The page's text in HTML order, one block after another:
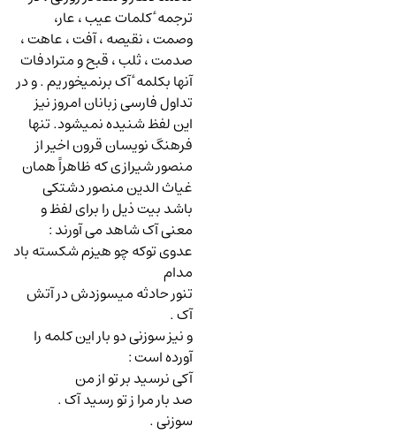
ترجمه ٔ کلمات عیب ، عار،
وصمت ، نقیصه ، آفت ، عاهت ،
صدمت ، ثلب ، قبح و مترادفات
آنها بکلمه ٔ آک برنمیخوریم . و در
تداول فارسی زبانان امروز نیز
این لفظ شنیده نمیشود. تنها
فرهنگ نویسان قرون اخیر از
منصور شیرازی که ظاهراً همان
غیاث الدین منصور دشتکی
باشد بیت ذیل را برای لفظ و
معنی آک شاهد می آورند:
عدوی توکه چو هیزم شکسته باد
مدام
تنور حادثه میسوزدش در آتش
آک .
و نیز سوزنی دو بار این کلمه را
آورده است:
آکی نرسید بر تو از من
صد بار مرا ز تو رسید آک .
سوزنی .